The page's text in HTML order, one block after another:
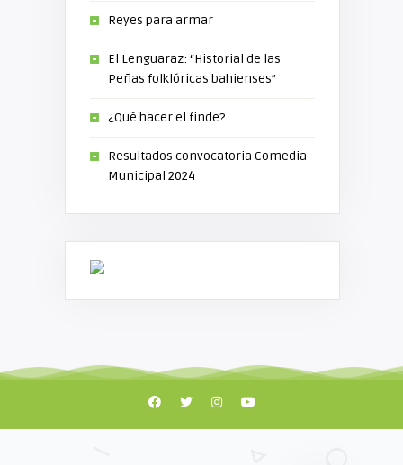
Reyes para armar
El Lenguaraz: “Historial de las
Peñas folklóricas bahienses”
¿Qué hacer el finde?
Resultados convocatoria Comedia
Municipal 2024